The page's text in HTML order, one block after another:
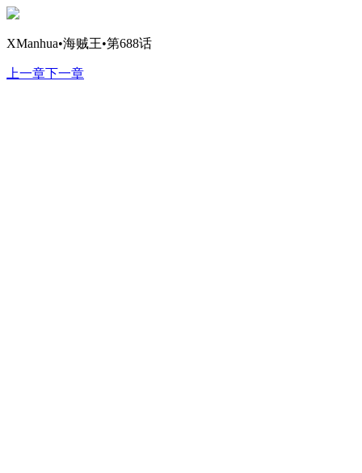
XManhua•海贼王•第688话
上一章下一章